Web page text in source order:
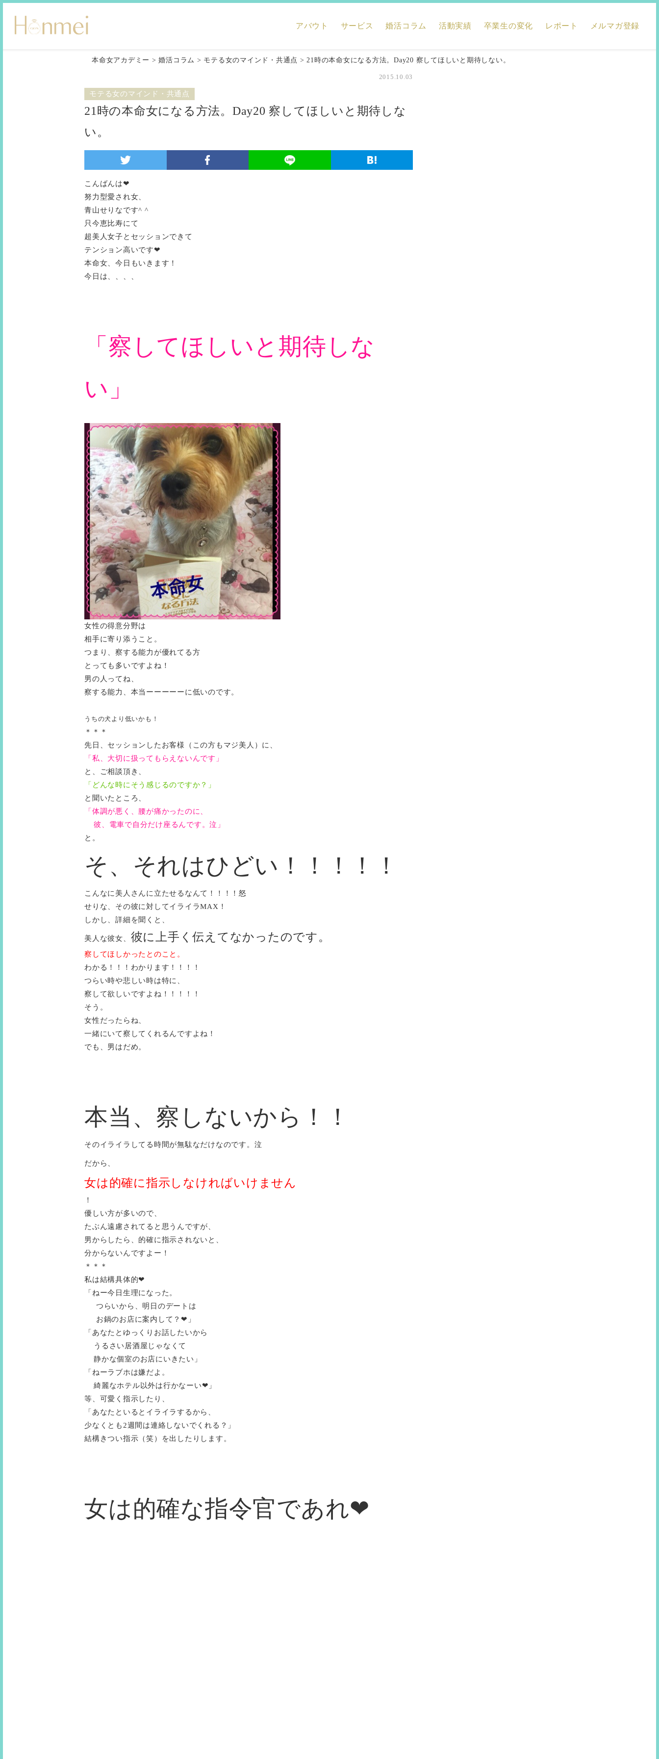
アバウト サービス 婚活コラム 活動実績 卒業生の変化 レポート メルマガ登録
本命女アカデミー >婚活コラム > モテる女のマインド・共通点 >21時の本命女になる方法。Day20 察してほしいと期待しない。
2015.10.03
モテる女のマインド・共通点
21時の本命女になる方法。Day20 察してほしいと期待しな
い。
こんばんは❤︎
努力型愛され女、
青山せりなです^ ^
只今恵比寿にて
超美人女子とセッションできて
テンション高いです❤︎
本命女、今日もいきます！
今日は、、、、
「察してほしいと期待しな
い」
女性の得意分野は
相手に寄り添うこと。
つまり、察する能力が優れてる方
とっても多いですよね！
男の人ってね、
察する能力、本当ーーーーーに低いのです。
うちの犬より低いかも！
＊＊＊
先日、セッションしたお客様（この方もマジ美人）に、
「私、大切に扱ってもらえないんです」
と、ご相談頂き、
「どんな時にそう感じるのですか？」
と聞いたところ、
「体調が悪く、腰が痛かったのに、
彼、電車で自分だけ座るんです。泣」
と。
そ、それはひどい！！！！！
こんなに美人さんに立たせるなんて！！！！怒
せりな、その彼に対してイライラMAX！
しかし、詳細を聞くと、
美人な彼女、 彼に上手く伝えてなかったのです。
察してほしかったとのこと。
わかる！！！わかります！！！！
つらい時や悲しい時は特に、
察して欲しいですよね！！！！！
そう。
女性だったらね、
一緒にいて察してくれるんですよね！
でも、男はだめ。
本当、察しないから！！
そのイライラしてる時間が無駄なだけなのです。泣
だから、
女は的確に指示しなければいけません
！
優しい方が多いので、
たぶん遠慮されてると思うんですが、
男からしたら、的確に指示されないと、
分からないんですよー！
＊＊＊
私は結構具体的❤︎
「ねー今日生理になった。
つらいから、明日のデートは
お鍋のお店に案内して？❤︎」
「あなたとゆっくりお話したいから
うるさい居酒屋じゃなくて
静かな個室のお店にいきたい」
「ねーラブホは嫌だよ。
綺麗なホテル以外は行かなーい❤︎」
等、可愛く指示したり、
「あなたといるとイライラするから、
少なくとも2週間は連絡しないでくれる？」
結構きつい指示（笑）を出したりします。
女は的確な指令官であれ❤︎